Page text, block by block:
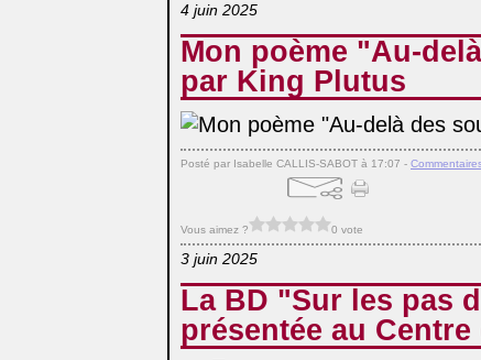
4 juin 2025
Mon poème "Au-
par King Plutus
Posté par Isabelle CALLIS-SABOT à 17:07 -
Vous aimez ? 0 vote
3 juin 2025
La BD "Sur les pas
présentée au